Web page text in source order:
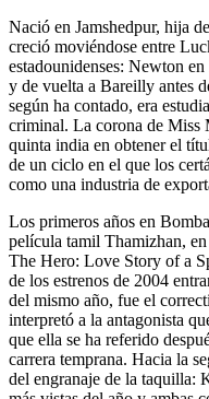
Nació en Jamshedpur, hija
creció moviéndose entre
estadounidenses: Newton
y de vuelta a Bareilly antes
según ha contado, era
criminal. La corona de Miss
quinta india en obtener el
de un ciclo en el que los
como una industria de
Los primeros años en
película tamil Thamizhan,
The Hero: Love Story of a
de los estrenos de 2004
del mismo año, fue el
interpretó a la antagonista
que ella se ha referido
carrera temprana. Hacia la
del engranaje de la taquilla: